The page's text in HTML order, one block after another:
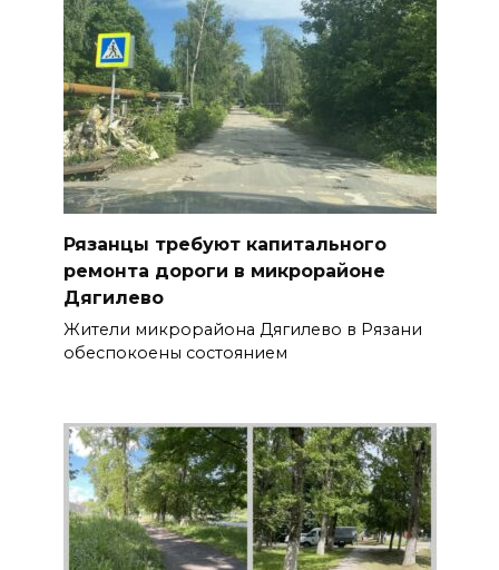
Рязанцы требуют капитального
ремонта дороги в микрорайоне
Дягилево
Жители микрорайона Дягилево в Рязани
обеспокоены состоянием